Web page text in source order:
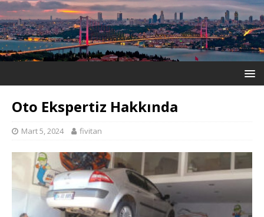
Oto Ekspertiz Hakkında
Mart 5, 2024 fivitan